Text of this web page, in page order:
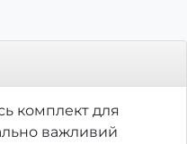
комплект для
важливий